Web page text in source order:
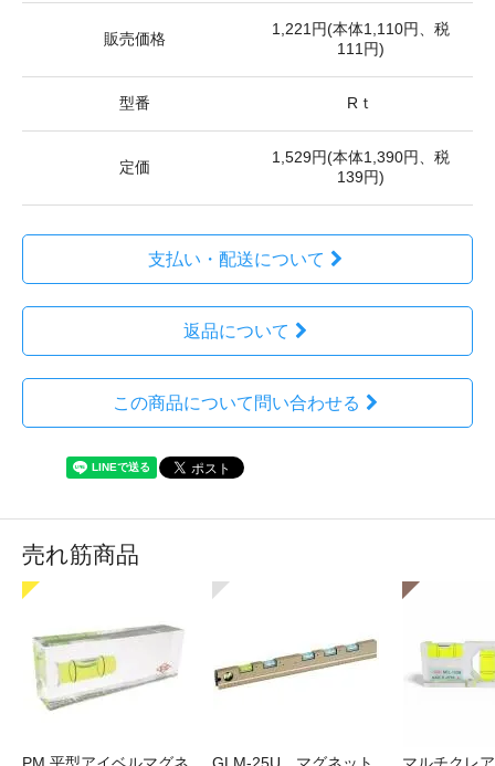
販売価格
1,221円(本体1,110円、税
111円)
型番 Rｔ
定価
1,529円(本体1,390円、税
139円)
支払い・配送について
返品について
この商品について問い合わせる
売れ筋商品